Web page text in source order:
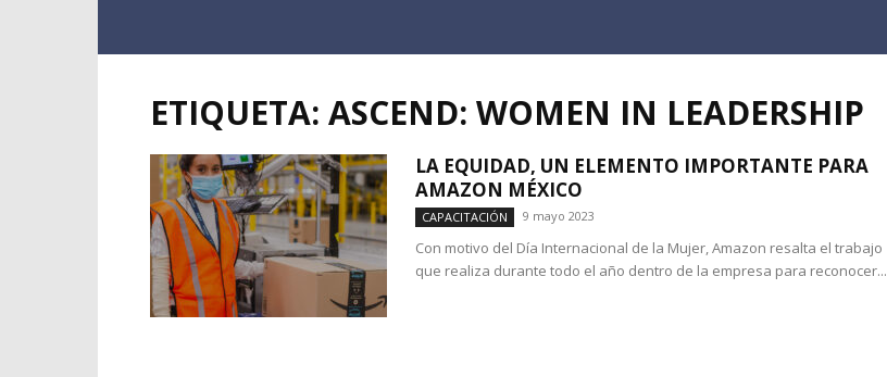
ETIQUETA: ASCEND: WOMEN IN LEADERSHIP
LA EQUIDAD, UN ELEMENTO IMPORTANTE PARA
AMAZON MÉXICO
CAPACITACIÓN 9 mayo 2023
Con motivo del Día Internacional de la Mujer, Amazon resalta el trabajo
que realiza durante todo el año dentro de la empresa para reconocer...